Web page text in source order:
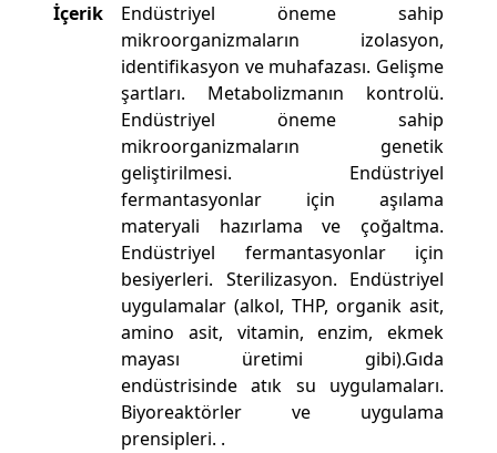
İçerik
Endüstriyel öneme sahip
mikroorganizmaların izolasyon,
identifikasyon ve muhafazası. Gelişme
şartları. Metabolizmanın kontrolü.
Endüstriyel öneme sahip
mikroorganizmaların genetik
geliştirilmesi. Endüstriyel
fermantasyonlar için aşılama
materyali hazırlama ve çoğaltma.
Endüstriyel fermantasyonlar için
besiyerleri. Sterilizasyon. Endüstriyel
uygulamalar (alkol, THP, organik asit,
amino asit, vitamin, enzim, ekmek
mayası üretimi gibi).Gıda
endüstrisinde atık su uygulamaları.
Biyoreaktörler ve uygulama
prensipleri. .